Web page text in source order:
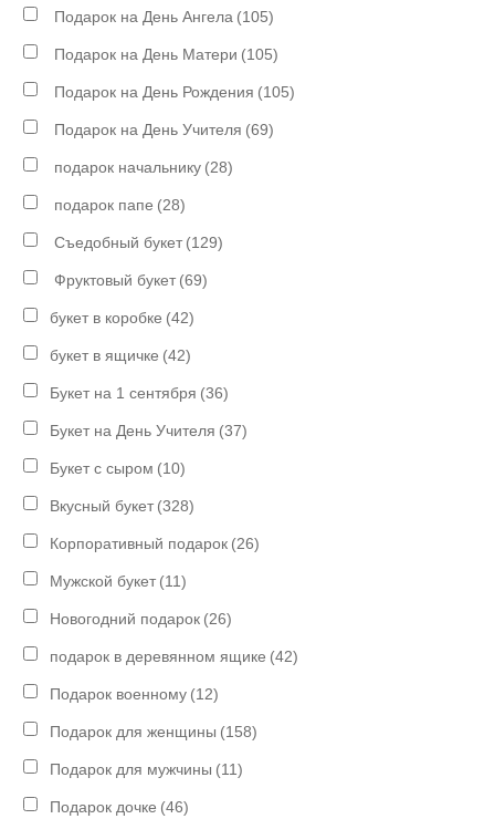
Подарок на День Ангела (105)
Подарок на День Матери (105)
Подарок на День Рождения (105)
Подарок на День Учителя (69)
подарок начальнику (28)
подарок папе (28)
Съедобный букет (129)
Фруктовый букет (69)
букет в коробке (42)
букет в ящичке (42)
Букет на 1 сентября (36)
Букет на День Учителя (37)
Букет с сыром (10)
Вкусный букет (328)
Корпоративный подарок (26)
Мужской букет (11)
Новогодний подарок (26)
подарок в деревянном ящике (42)
Подарок военному (12)
Подарок для женщины (158)
Подарок для мужчины (11)
Подарок дочке (46)